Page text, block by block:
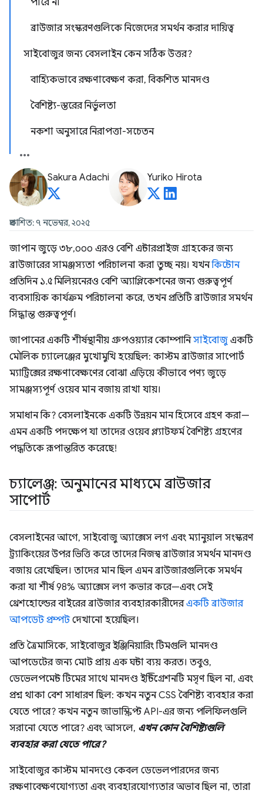
পারে না
ব্রাউজার সংস্করণগুলিকে নিজেদের সমর্থন করার দায়িত্ব
সাইবোজুর জন্য বেসলাইন কেন সঠিক উত্তর?
বাহ্যিকভাবে রক্ষণাবেক্ষণ করা, বিকশিত মানদণ্ড
বৈশিষ্ট্য-স্তরের নির্ভুলতা
নকশা অনুসারে নিরাপত্তা-সচেতন
Sakura Adachi Yuriko Hirota
প্রকাশিত: ৭ নভেম্বর, ২০২৫
জাপান জুড়ে ৩৮,০০০ এরও বেশি এন্টারপ্রাইজ গ্রাহকের জন্য
ব্রাউজারের সামঞ্জস্যতা পরিচালনা করা তুচ্ছ নয়। যখনকিন্টোন
প্রতিদিন ১.৫ মিলিয়নেরও বেশি অ্যাপ্লিকেশনের জন্য গুরুত্বপূর্ণ
ব্যবসায়িক কার্যক্রম পরিচালনা করে, তখন প্রতিটি ব্রাউজার সমর্থন
সিদ্ধান্ত গুরুত্বপূর্ণ।
জাপানের একটি শীর্ষস্থানীয় গ্রুপওয়্যার কোম্পানিসাইবোজু একটি
মৌলিক চ্যালেঞ্জের মুখোমুখি হয়েছিল: কাস্টম ব্রাউজার সাপোর্ট
ম্যাট্রিক্সের রক্ষণাবেক্ষণের বোঝা এড়িয়ে কীভাবে পণ্য জুড়ে
সামঞ্জস্যপূর্ণ ওয়েব মান বজায় রাখা যায়।
সমাধান কি? বেসলাইনকে একটি উন্নয়ন মান হিসেবে গ্রহণ করা—
এমন একটি পদক্ষেপ যা তাদের ওয়েব প্ল্যাটফর্ম বৈশিষ্ট্য গ্রহণের
পদ্ধতিকে রূপান্তরিত করেছে!
চ্যালেঞ্জ: অনুমানের মাধ্যমে ব্রাউজার
সাপোর্ট
বেসলাইনের আগে, সাইবোজু অ্যাক্সেস লগ এবং ম্যানুয়াল সংস্করণ
ট্র্যাকিংয়ের উপর ভিত্তি করে তাদের নিজস্ব ব্রাউজার সমর্থন মানদণ্ড
বজায় রেখেছিল। তাদের মান ছিল এমন ব্রাউজারগুলিকে সমর্থন
করা যা শীর্ষ 98% অ্যাক্সেস লগ কভার করে—এবং সেই
থ্রেশহোল্ডের বাইরের ব্রাউজার ব্যবহারকারীদেরএকটি ব্রাউজার
আপডেট প্রম্পটদেখানো হয়েছিল।
প্রতি ত্রৈমাসিকে, সাইবোজুর ইঞ্জিনিয়ারিং টিমগুলি মানদণ্ড
আপডেটের জন্য মোট প্রায় এক ঘন্টা ব্যয় করত। তবুও,
ডেভেলপমেন্ট টিমের সাথে মানদণ্ড ইন্টিগ্রেশনটি মসৃণ ছিল না, এবং
প্রশ্ন থাকা বেশ সাধারণ ছিল: কখন নতুন CSS বৈশিষ্ট্য ব্যবহার করা
যেতে পারে? কখন নতুন জাভাস্ক্রিপ্ট API-এর জন্য পলিফিলগুলি
সরানো যেতে পারে? এবং আসলে, এখন কোন বৈশিষ্ট্যগুলি
ব্যবহার করা যেতে পারে?
সাইবোজুর কাস্টম মানদণ্ডে কেবল ডেভেলপারদের জন্য
রক্ষণাবেক্ষণযোগ্যতা এবং ব্যবহারযোগ্যতার অভাব ছিল না, তারা